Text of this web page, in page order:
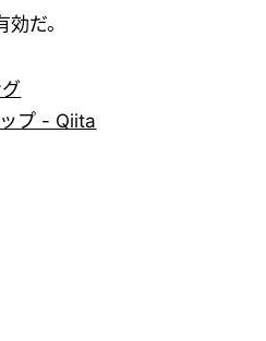
だ。
プ - Qiita